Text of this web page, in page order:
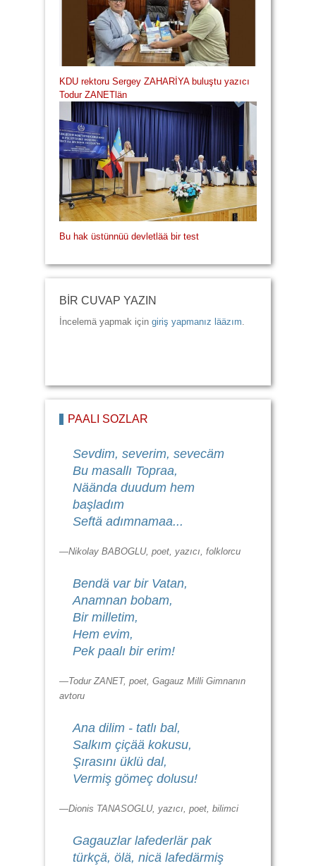
KDU rektoru Sergey ZAHARİYA buluştu yazıcı
Todur ZANETlän
Bu hak üstünnüü devletlää bir test
BİR CUVAP YAZIN
İncelemä yapmak için giriş yapmanız lääzım
PAALI SÖZLÄR
Sevdim, severim, sevecäm
Bu masallı Topraa,
Näända duudum hem
başladım
Seftä adımnamaa...
—Nikolay BABOGLU, poet, yazıcı, folklorcu
Bendä var bir Vatan,
Anamnan bobam,
Bir milletim,
Hem evim,
Pek paalı bir erim!
—Todur ZANET, poet, Gagauz Milli Gimnanın
avtoru
Ana dilim - tatlı bal,
Salkım çiçää kokusu,
Şırasını üklü dal,
Vermiş gömeç dolusu!
—Dionis TANASOGLU, yazıcı, poet, bilimci
Gagauzlar lafederlär pak
türkçä, ölä, nicä lafedärmiş